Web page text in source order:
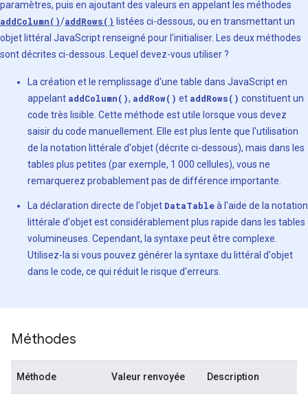
paramètres, puis en ajoutant des valeurs en appelant les méthodes
addColumn()/addRows() listées ci-dessous, ou en transmettant un
objet littéral JavaScript renseigné pour l'initialiser. Les deux méthodes
sont décrites ci-dessous. Lequel devez-vous utiliser ?
La création et le remplissage d'une table dans JavaScript en
appelant addColumn(), addRow() et addRows() constituent un
code très lisible. Cette méthode est utile lorsque vous devez
saisir du code manuellement. Elle est plus lente que l'utilisation
de la notation littérale d'objet (décrite ci-dessous), mais dans les
tables plus petites (par exemple, 1 000 cellules), vous ne
remarquerez probablement pas de différence importante.
La déclaration directe de l'objet DataTableà l'aide de la notation
littérale d'objet est considérablement plus rapide dans les tables
volumineuses. Cependant, la syntaxe peut être complexe.
Utilisez-la si vous pouvez générer la syntaxe du littéral d'objet
dans le code, ce qui réduit le risque d'erreurs.
Méthodes
Méthode Valeur renvoyée Description